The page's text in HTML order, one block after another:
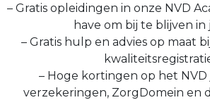
– Gratis opleidingen in onze NVD
have om bij te blijven in
– Gratis hulp en advies op maat
– Hoge kortingen op het NVD
verzekeringen, ZorgDomein en